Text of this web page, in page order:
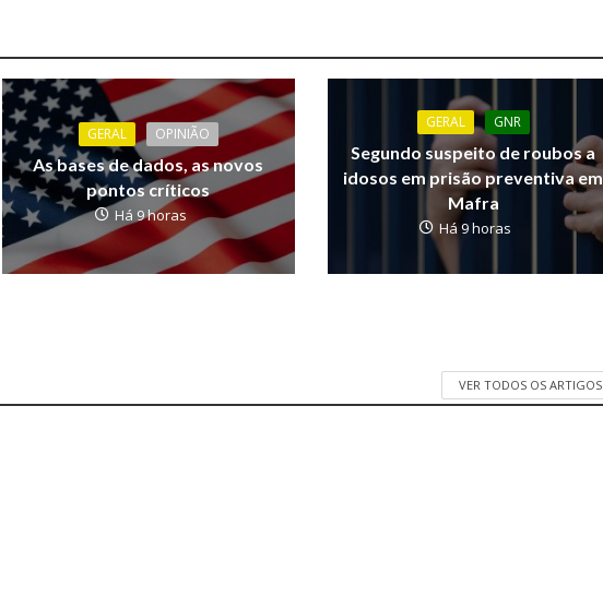
GERAL OPINIÃO
As bases de dados, as novos
pontos críticos
Há 9 horas
GERAL GNR
Segundo suspeito de roubos a
idosos em prisão preventiva em
Mafra
Há 9 horas
VER TODOS OS ARTIGOS